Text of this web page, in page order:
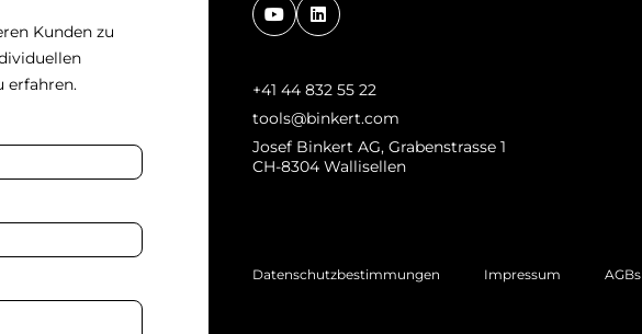
Kunden zu
erfahren.
+41 44 832 55 22
tools@binkert.com
Josef Binkert AG, Grabenstrasse 1
CH-8304 Wallisellen
Datenschutzbestimmungen Impressum AGBs